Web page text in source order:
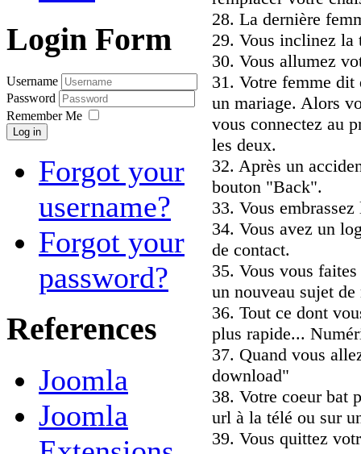
Login Form
Username
Password
Remember Me
Log in
Forgot your
username?
Forgot your
password?
References
Joomla
Joomla
28. La dernière
29. Vous inclinez la
30. Vous allumez
31. Votre femme dit
un mariage. Alors
vous connectez au
les deux.
32. Après un
bouton "Back".
33. Vous
34. Vous avez un
de contact.
35. Vous vous
un nouveau sujet
36. Tout ce dont
plus rapide...
37. Quand vous
download"
38. Votre coeur bat
url à la télé ou sur
39. Vous quittez